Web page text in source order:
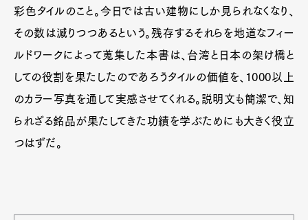
彩色タイルのこと。今日では古い建物にしか見られなくなり、
その数は減りつつあるという。残存するそれらを地道なフィー
ルドワークによって蒐集した本書は、台湾と日本の架け橋と
しての役割を果たしたのであろうタイルの価値を、1000以上
のカラー写真を通して実感させてくれる。説明文も簡潔で、知
られざる銘品が果たしてきた功績を学ぶためにも大きく役立
つはずだ。